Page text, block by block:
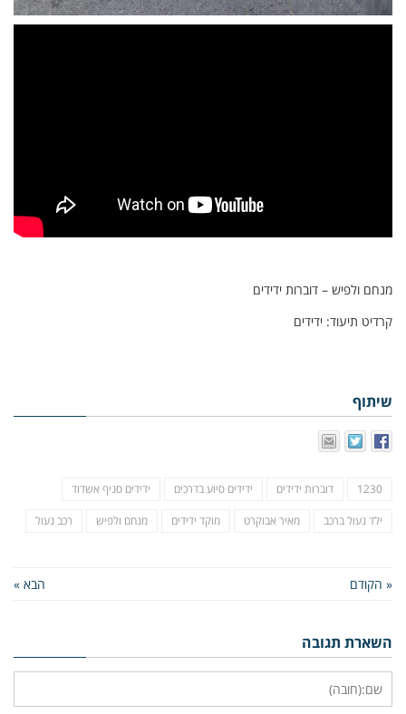
מנחם ולפיש – דוברות ידידים
קרדיט תיעוד: ידידים
שיתוף
1230 דוברות ידידים ידידים סיוע בדרכים ידידים סניף אשדוד
ילד נעול ברכב מאיר אבוקרט מוקד ידידים מנחם ולפיש רכב נעול
« הקודם הבא »
השארת תגובה